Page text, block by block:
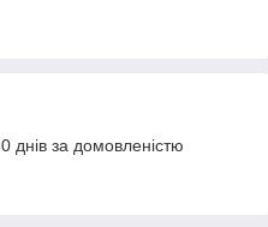
днів за домовленістю